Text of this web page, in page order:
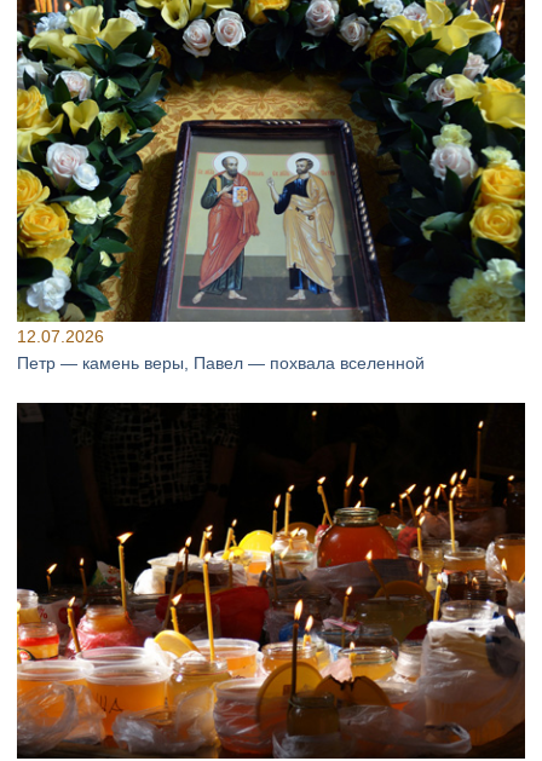
12.07.2026
Петр — камень веры, Павел — похвала вселенной